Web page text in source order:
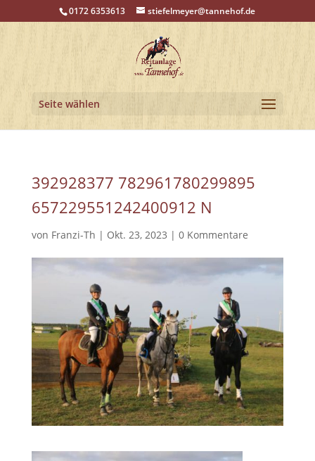
0172 6353613 stiefelmeyer@tannehof.de
Seite wählen
392928377 782961780299895
657229551242400912 N
von Franzi-Th | Okt. 23, 2023 | 0 Kommentare